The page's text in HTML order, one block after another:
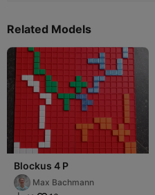
Related Models
Blockus 4 P
Max Bachmann